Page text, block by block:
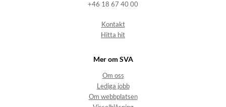
+46 18 67 40 00
Kontakt
Hitta hit
Mer om SVA
Om oss
Lediga jobb
Om webbplatsen